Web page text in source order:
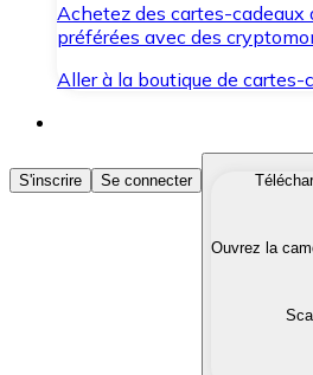
Achetez des cartes-cadeaux
préférées avec des
Aller à la boutique de cartes-
Acheter des Cryptomonnaies
Achetez les
Convertissez vos
S'inscrire Se connecter
Ouvrez la